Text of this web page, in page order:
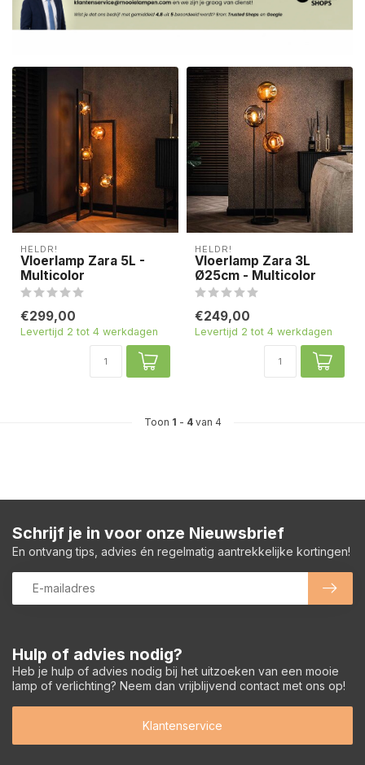
HELDR!
Vloerlamp Zara 5L -
Multicolor
€299,00
Levertijd 2 tot 4 werkdagen
HELDR!
Vloerlamp Zara 3L
Ø25cm - Multicolor
€249,00
Levertijd 2 tot 4 werkdagen
Toon 1 - 4van 4
Hulp of advies nodig?
Heb je hulp of advies nodig bij het uitzoeken van een mooie
lamp of verlichting? Neem dan vrijblijvend contact met ons op!
Klantenservice
Schrijf je in voor onze Nieuwsbrief
En ontvang tips, advies én regelmatig aantrekkelijke kortingen!